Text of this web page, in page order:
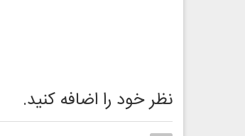
نظر خود را اضافه کنید.